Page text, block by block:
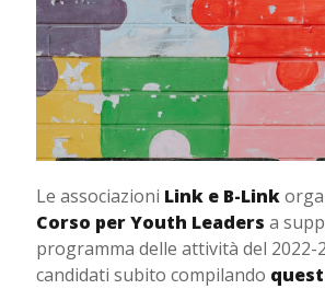
Le associazioni Link e B-Link
Corso per Youth Leaders a
programma delle attività del 2022-
candidati subito compilando